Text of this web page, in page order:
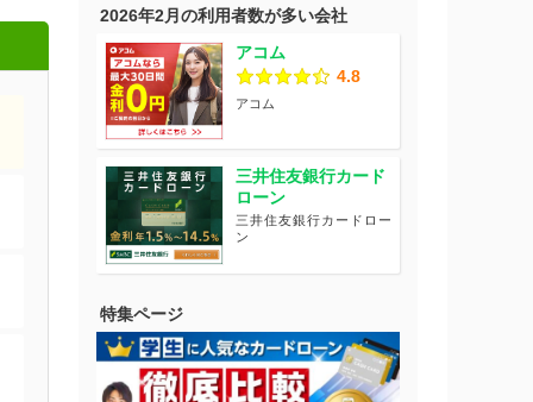
2026年2月の利用者数が多い会社
アコム
4.8
アコム
三井住友銀行カード
ローン
三井住友銀行カードロー
ン
特集ページ